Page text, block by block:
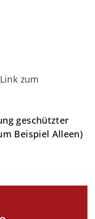
zum
geschützter
Beispiel Alleen)